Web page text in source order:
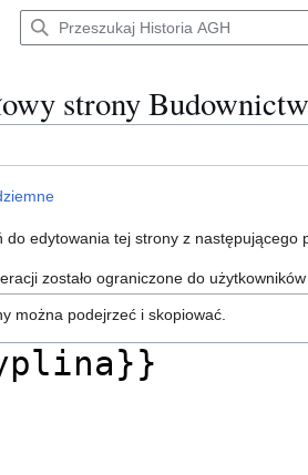
strony
do edytowania tej strony z następującego
zostało ograniczone do
można podejrzeć i skopiować.